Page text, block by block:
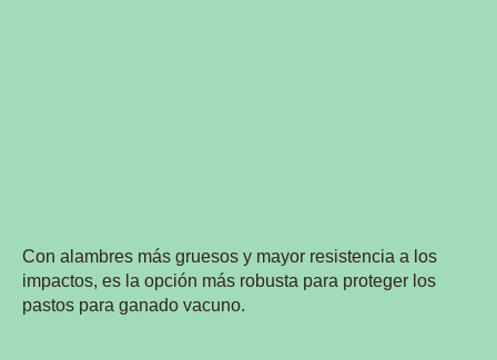
Con alambres más gruesos y mayor resistencia a los
impactos, es la opción más robusta para proteger los
pastos para ganado vacuno.